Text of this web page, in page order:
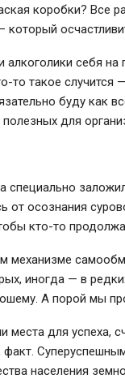
коробки? Все
себя на
то такое
буду как
для
специально
от осознания
кто-то
механизме
иногда — в
А порой мы
места для успеха,
населения